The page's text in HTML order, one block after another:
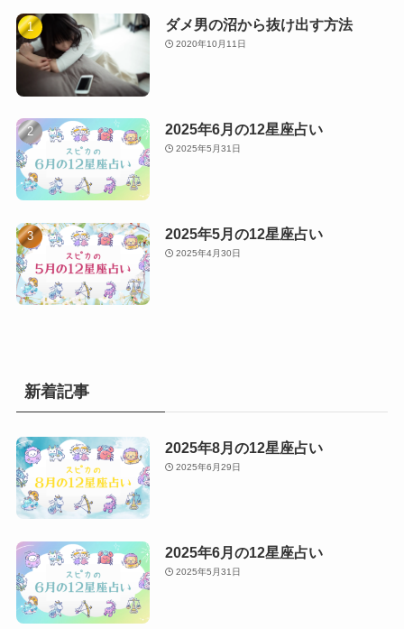
ダメ男の沼から抜け出す方法
2020年10月11日
2025年6月の12星座占い
2025年5月31日
2025年5月の12星座占い
2025年4月30日
新着記事
2025年8月の12星座占い
2025年6月29日
2025年6月の12星座占い
2025年5月31日